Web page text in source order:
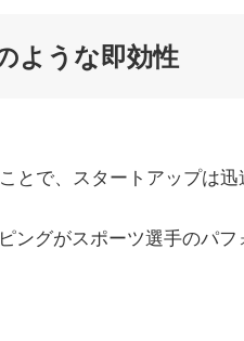
ような即効性
とで、スタートアップは
ングがスポーツ選手のパ